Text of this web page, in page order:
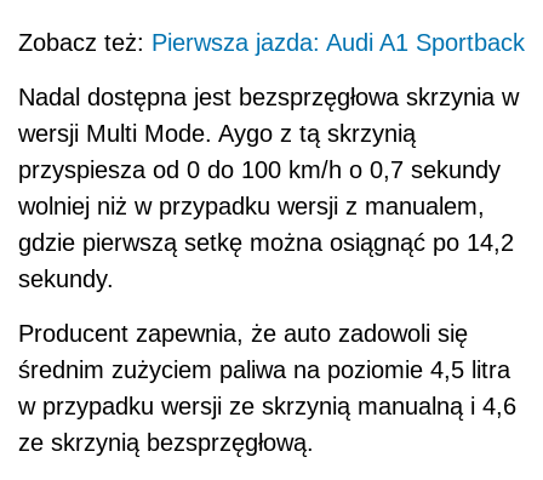
Zobacz też: Pierwsza jazda: Audi A1 Sportback
Nadal dostępna jest bezsprzęgłowa skrzynia w
wersji Multi Mode. Aygo z tą skrzynią
przyspiesza od 0 do 100 km/h o 0,7 sekundy
wolniej niż w przypadku wersji z manualem,
gdzie pierwszą setkę można osiągnąć po 14,2
sekundy.
Producent zapewnia, że auto zadowoli się
średnim zużyciem paliwa na poziomie 4,5 litra
w przypadku wersji ze skrzynią manualną i 4,6
ze skrzynią bezsprzęgłową.